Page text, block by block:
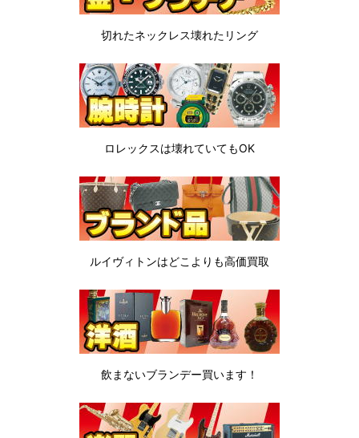
切れたネックレス壊れたリング
ロレックスは壊れていてもOK
ルイヴィトンはどこよりも高価買取
飲まないブランデー買います！